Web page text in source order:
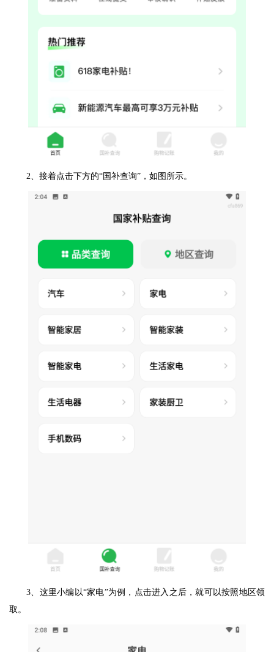
2、接着点击下方的“国补查询”，如图所示。
3、这里小编以“家电”为例，点击进入之后，就可以按照地区领
取。